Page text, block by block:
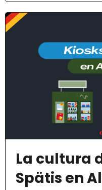
La cultura
Spätis en